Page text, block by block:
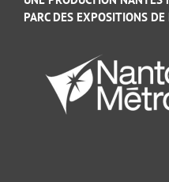
PARC DES EXPOSITIONS